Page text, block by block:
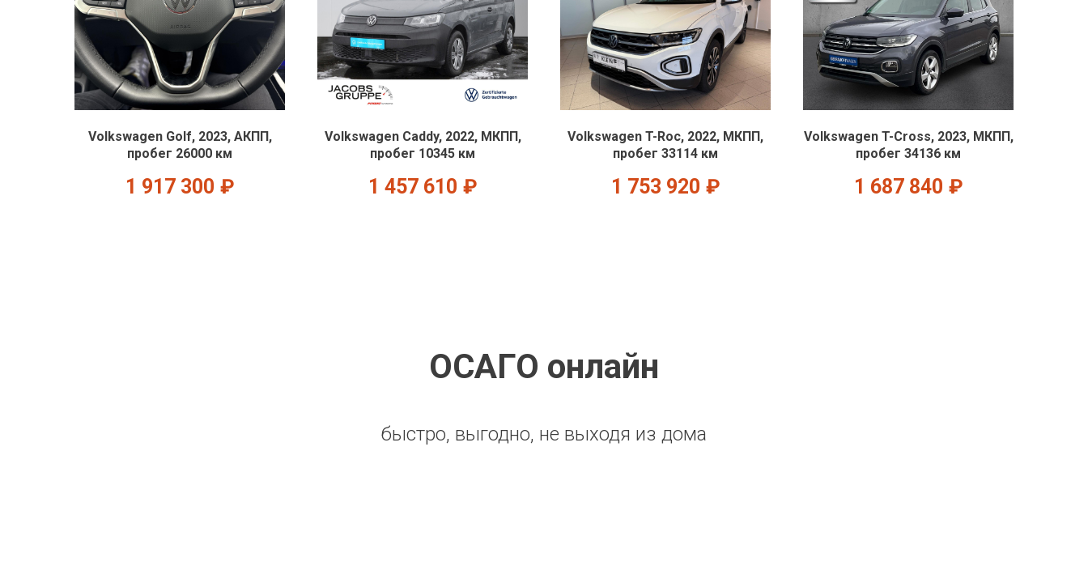
Volkswagen Golf, 2023, АКПП,
пробег 26000 км
1 917 300 ₽
Volkswagen Caddy, 2022, МКПП,
пробег 10345 км
1 457 610 ₽
Volkswagen T-Roc, 2022, МКПП,
пробег 33114 км
1 753 920 ₽
Volkswagen T-Cross, 2023, МКПП,
пробег 34136 км
1 687 840 ₽
ОСАГО онлайн
быстро, выгодно, не выходя из дома